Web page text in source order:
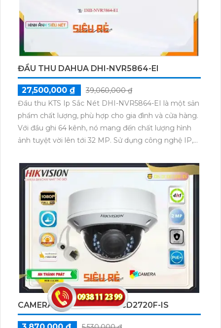
ĐẦU THU DAHUA DHI-NVR5864-EI
27,500,000 ₫
39,060,000 ₫
Đầu thu KTS Ip Sắc Nét DHI-NVR5864-EI là một sản
phẩm chất lượng, phù hợp cho gia đình và cửa hàng.
Với đầu ghi 64 kênh, nó mang đến chất lượng hình
ảnh tuyệt vời lên tới 32 MP. Sử dụng công nghệ IP,
còn tích hợp công nghệ AI, giúp người dùng theo dõi
một cách thông minh. Đặc biệt, đầu thu còn có khả
năng xem trong điều kiện thiếu sáng và tích hợp 8 ổ
cứng. Hơn nữa, nó cũng tương thích với công nghệ
ban đêm ONVIF.
CAMERA HIKVISION DS-2CD2720F-IS